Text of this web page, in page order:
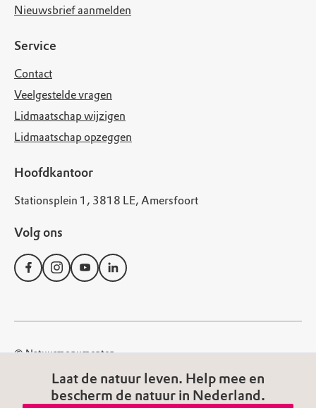
Laat de natuur leven. Help mee en
bescherm de natuur in Nederland.
Nieuwsbrief aanmelden
Service
Contact
Veelgestelde vragen
Lidmaatschap wijzigen
Lidmaatschap opzeggen
Hoofdkantoor
Stationsplein 1, 3818 LE, Amersfoort
Volg ons
© Natuurmonumenten
Disclaimer
Privacy Statement
Cookies
Algemene voorwaarden
Toegankelijkheid